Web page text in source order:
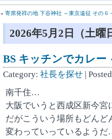
« 寄席発祥の地 下谷神社 ～東京遠征 その 6
2026年5月2日（土曜
BS キッチンでカレー
Category: 社長を探せ |
南千住…
大阪でいうと西成区新今
だがこういう場所もどんど
変わっていっているよう